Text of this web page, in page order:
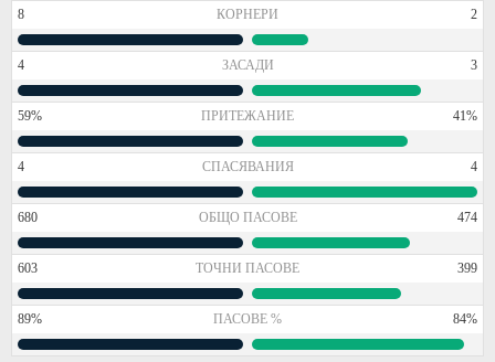
8 КОРНЕРИ 2
4 ЗАСАДИ 3
59% ПРИТЕЖАНИЕ 41%
4 СПАСЯВАНИЯ 4
680 ОБЩО ПАСОВЕ 474
603 ТОЧНИ ПАСОВЕ 399
89% ПАСОВЕ % 84%